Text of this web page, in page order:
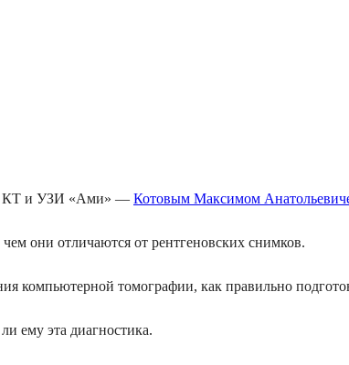
КТ и УЗИ «Ами» — Котовым Максимом
они отличаются от рентгеновских снимков.
компьютерной томографии, как правильно
ему эта диагностика.